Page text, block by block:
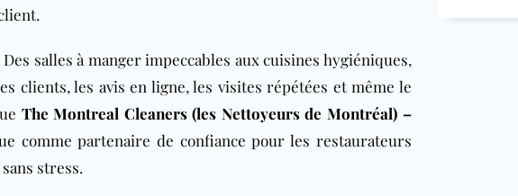
Des salles à manger impeccables aux cuisines hygiéniques,
clients, les avis en ligne, les visites répétées et même le
The Montreal Cleaners (les Nettoyeurs de Montréal) –
comme partenaire de confiance pour les restaurateurs
stress.